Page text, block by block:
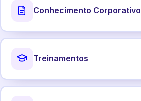
Conhecimento Corporativo
Treinamentos